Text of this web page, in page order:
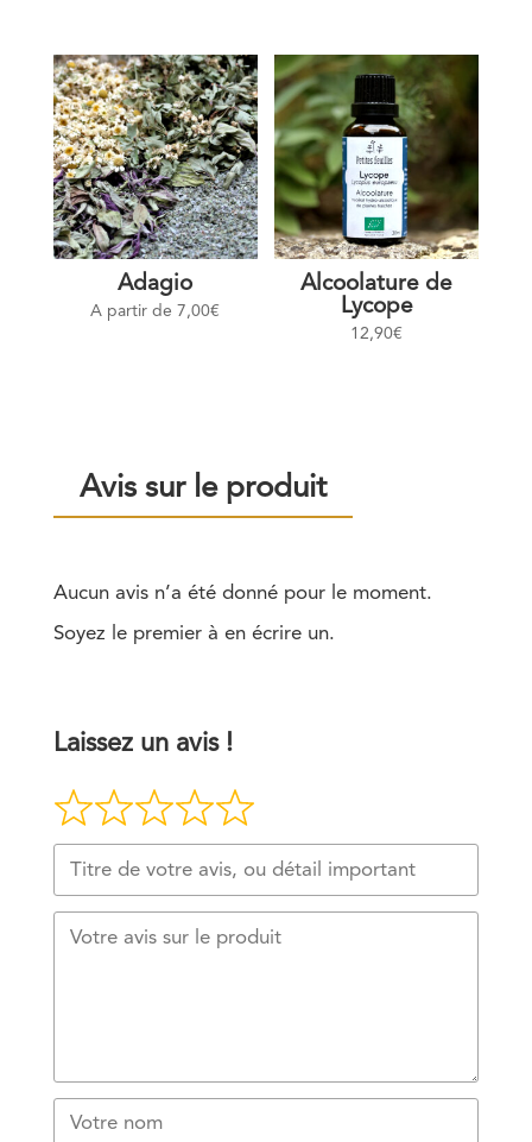
Adagio
A partir de7,00€
Alcoolature de
Lycope
12,90€
Avis sur le produit
Aucun avis n’a été donné pour le moment.
Soyez le premier à en écrire un.
Laissez un avis !